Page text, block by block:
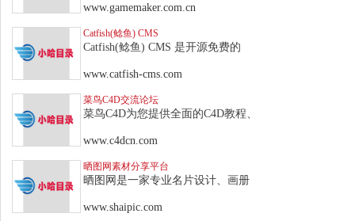
www.gamemaker.com.cn
Catfish(鲶鱼) CMS
Catfish(鲶鱼) CMS 是开源免费的
www.catfish-cms.com
菜鸟C4D交流论坛
菜鸟C4D为您提供全面的C4D教程、
www.c4dcn.com
晒图网素材分享平台
晒图网是一家专业名片设计、画册
www.shaipic.com